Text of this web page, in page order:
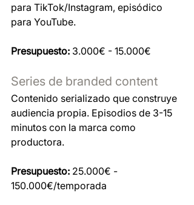
para TikTok/Instagram, episódico
para YouTube.
Presupuesto: 3.000€ - 15.000€
Series de branded content
Contenido serializado que construye
audiencia propia. Episodios de 3-15
minutos con la marca como
productora.
Presupuesto: 25.000€ -
150.000€/temporada